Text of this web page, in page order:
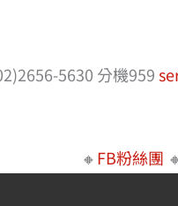
5630 分機959
🔸FB粉絲團